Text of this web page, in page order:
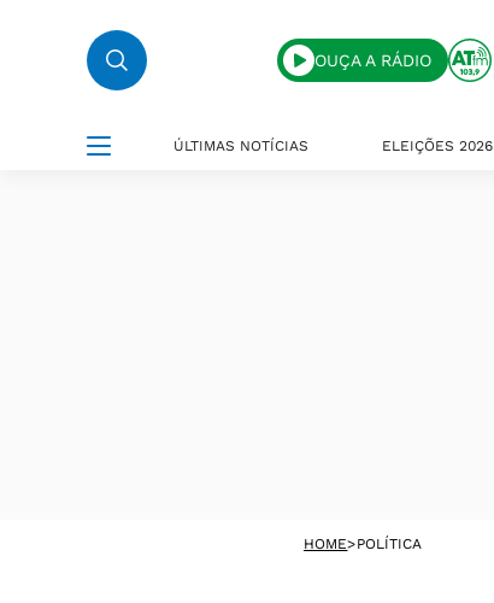
OUÇA A RÁDIO
ÚLTIMAS NOTÍCIAS ELEIÇÕES 2026
HOME>POLÍTICA